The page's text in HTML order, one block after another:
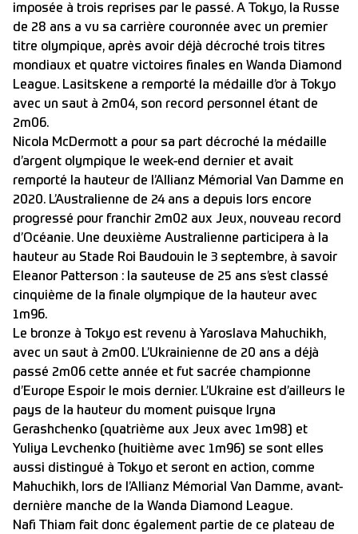
imposée à trois reprises par le passé. A Tokyo, la Russe
de 28 ans a vu sa carrière couronnée avec un premier
titre olympique, après avoir déjà décroché trois titres
mondiaux et quatre victoires finales en Wanda Diamond
League. Lasitskene a remporté la médaille d’or à Tokyo
avec un saut à 2m04, son record personnel étant de
2m06.
Nicola McDermott a pour sa part décroché la médaille
d’argent olympique le week-end dernier et avait
remporté la hauteur de l’Allianz Mémorial Van Damme en
2020. L’Australienne de 24 ans a depuis lors encore
progressé pour franchir 2m02 aux Jeux, nouveau record
d’Océanie. Une deuxième Australienne participera à la
hauteur au Stade Roi Baudouin le 3 septembre, à savoir
Eleanor Patterson : la sauteuse de 25 ans s’est classé
cinquième de la finale olympique de la hauteur avec
1m96.
Le bronze à Tokyo est revenu à Yaroslava Mahuchikh,
avec un saut à 2m00. L’Ukrainienne de 20 ans a déjà
passé 2m06 cette année et fut sacrée championne
d’Europe Espoir le mois dernier. L’Ukraine est d’ailleurs le
pays de la hauteur du moment puisque Iryna
Gerashchenko (quatrième aux Jeux avec 1m98) et
Yuliya Levchenko (huitième avec 1m96) se sont elles
aussi distingué à Tokyo et seront en action, comme
Mahuchikh, lors de l’Allianz Mémorial Van Damme, avant-
dernière manche de la Wanda Diamond League.
Nafi Thiam fait donc également partie de ce plateau de